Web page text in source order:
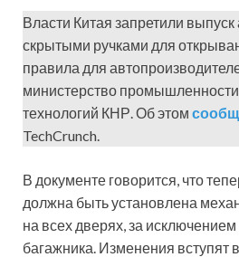
Власти Китая запретили
скрытыми ручками для
правила для
министерство
технологий КНР. Об этом
TechCrunch.
В документе говорится, что
должна быть установлена
на всех дверях, за
багажника. Изменения вступят